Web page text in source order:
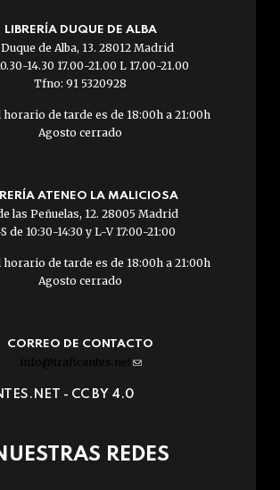
LIBRERÍA DUQUE DE ALBA
de Alba, 13. 28012 Madrid
14.30 17.00-21.00 L 17.00-21.00
Tfno: 91 5320928
horario de tarde es de 18:00h a 21:00h
Agosto cerrado
ATENEO LA MALICIOSA
las Peñuelas, 12. 28005 Madrid
de 10:30-14:30 y L-V 17:00-21:00
horario de tarde es de 18:00h a 21:00h
Agosto cerrado
CORREO DE CONTACTO
info@traficantes.net (link
e-
- CC BY 4.0
REDES